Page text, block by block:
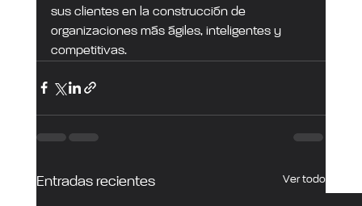
sus clientes en la construcción de
organizaciones más ágiles, inteligentes y
competitivas.
Entradas recientes Ver todo